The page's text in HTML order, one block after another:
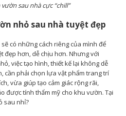
sau nhà cực “chill”
nhỏ sau nhà tuyệt đẹp
có những cách riêng của mình để
đẹp hơn, dễ chịu hơn. Nhưng với
việc tạo hình, thiết kế lại không dễ
cần phải chọn lựa vật phẩm trang trí
vừa giúp tạo cảm giác rộng rãi,
được tính thẩm mỹ cho khu vườn. Tại
sau nhỉ?